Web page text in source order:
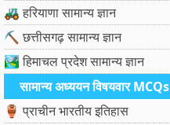
🚜 हरियाणा सामान्य ज्ञान
⛏️ छत्तीसगढ़ सामान्य ज्ञान
🏞️ हिमाचल प्रदेश सामान्य ज्ञान
सामान्य अध्ययन विषयवार MCQs
🏺 प्राचीन भारतीय इतिहास